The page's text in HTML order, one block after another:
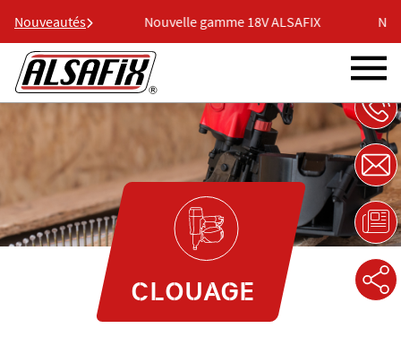
Nouveautés
ALSAFIX Nouvelle gamme 18V ALSAFIX
CLOUAGE